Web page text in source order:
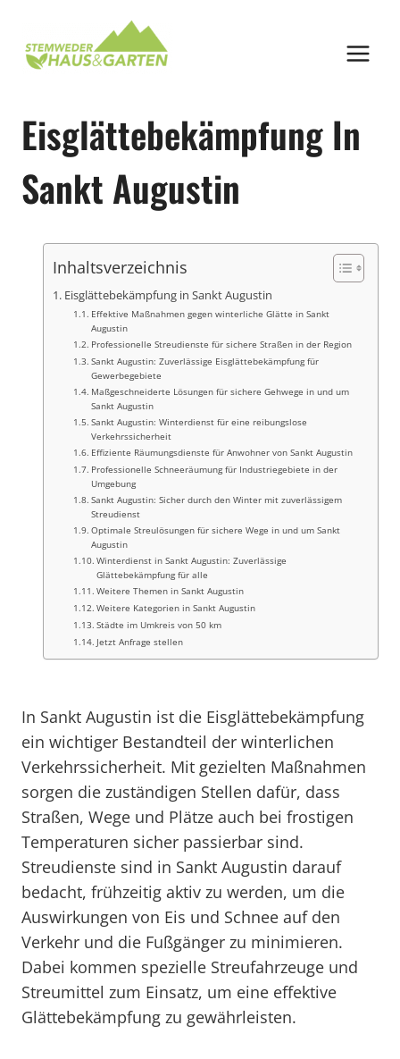
springen
Eisglättebekämpfung In
Sankt Augustin
Inhaltsverzeichnis
Eisglättebekämpfung in Sankt Augustin
Effektive Maßnahmen gegen winterliche Glätte in Sankt
Augustin
Professionelle Streudienste für sichere Straßen in der Region
Sankt Augustin: Zuverlässige Eisglättebekämpfung für
Gewerbegebiete
Maßgeschneiderte Lösungen für sichere Gehwege in und um
Sankt Augustin
Sankt Augustin: Winterdienst für eine reibungslose
Verkehrssicherheit
Effiziente Räumungsdienste für Anwohner von Sankt Augustin
Professionelle Schneeräumung für Industriegebiete in der
Umgebung
Sankt Augustin: Sicher durch den Winter mit zuverlässigem
Streudienst
Optimale Streulösungen für sichere Wege in und um Sankt
Augustin
Winterdienst in Sankt Augustin: Zuverlässige
Glättebekämpfung für alle
Weitere Themen in Sankt Augustin
Weitere Kategorien in Sankt Augustin
Städte im Umkreis von 50 km
Jetzt Anfrage stellen
In Sankt Augustin ist die Eisglättebekämpfung
ein wichtiger Bestandteil der winterlichen
Verkehrssicherheit. Mit gezielten Maßnahmen
sorgen die zuständigen Stellen dafür, dass
Straßen, Wege und Plätze auch bei frostigen
Temperaturen sicher passierbar sind.
Streudienste sind in Sankt Augustin darauf
bedacht, frühzeitig aktiv zu werden, um die
Auswirkungen von Eis und Schnee auf den
Verkehr und die Fußgänger zu minimieren.
Dabei kommen spezielle Streufahrzeuge und
Streumittel zum Einsatz, um eine effektive
Glättebekämpfung zu gewährleisten.